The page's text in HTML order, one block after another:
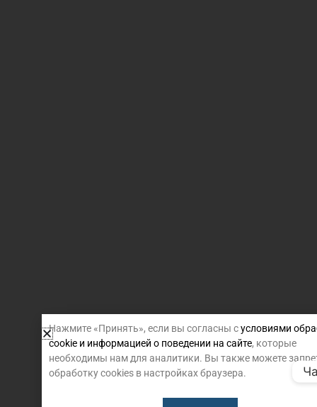
Нажмите «Принять», если вы согласны сусловиями
cookie и информацией о поведении на сайте, которые
необходимы нам для аналитики. Вы также можете
обработку cookies в настройках браузера.